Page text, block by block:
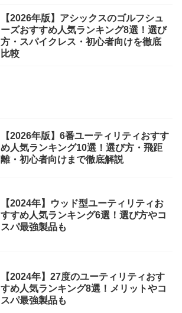
【2026年版】アシックスのゴルフシュ
ーズおすすめ人気ランキング8選！選び
方・スパイクレス・初心者向けを徹底
比較
【2026年版】6番ユーティリティおすす
め人気ランキング10選！選び方・飛距
離・初心者向けまで徹底解説
【2024年】ウッド型ユーティリティお
すすめ人気ランキング6選！選び方やコ
スパ最強製品も
【2024年】27度のユーティリティおす
すめ人気ランキング8選！メリットやコ
スパ最強製品も